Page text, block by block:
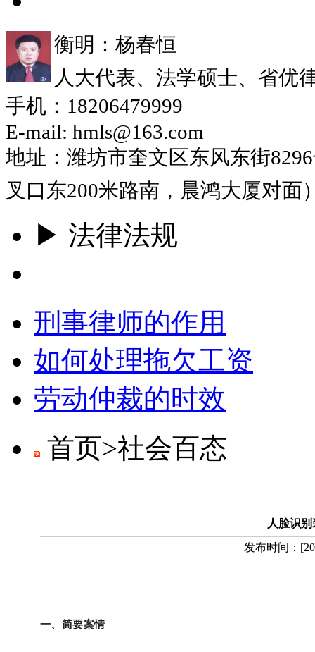
衡明：杨春恒
人大代表、法学硕士、省优
手机：18206479999
E-mail: hmls@163.com
地址：潍坊市奎文区东风东街
叉口东200米路南，晨鸿大厦对面
▶ 法律法规
刑事律师的作用
如何处理拖欠工资
劳动仲裁的时效
首页>社会百态
人脸识
发布时间： [
一、简要案情